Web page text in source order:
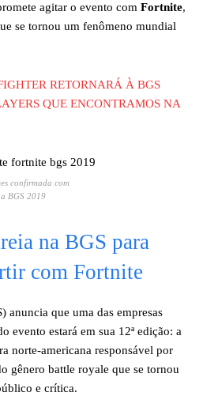
agitar o evento com Fortnite,
se tornou um fenômeno mundial
RETORNARÁ À BGS
QUE ENCONTRAMOS NA
confirmada com
BGS 2019
na BGS para
com Fortnite
anuncia que uma das empresas
evento estará em sua 12ª edição: a
norte-americana responsável por
gênero battle royale que se tornou
e crítica.